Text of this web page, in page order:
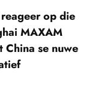
op die
MAXAM
China se nuwe